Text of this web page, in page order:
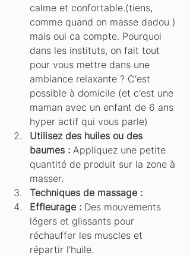
calme et confortable.(tiens,
comme quand on masse dadou )
mais oui ca compte. Pourquoi
dans les instituts, on fait tout
pour vous mettre dans une
ambiance relaxante ? C'est
possible à domicile (et c'est une
maman avec un enfant de 6 ans
hyper actif qui vous parle)
Utilisez des huiles ou des
baumes : Appliquez une petite
quantité de produit sur la zone à
masser.
Techniques de massage :
Effleurage : Des mouvements
légers et glissants pour
réchauffer les muscles et
répartir l’huile.